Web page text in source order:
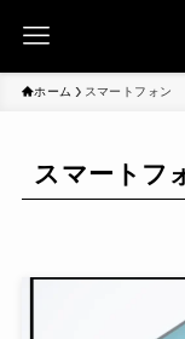
ホーム スマートフォン
スマートフ